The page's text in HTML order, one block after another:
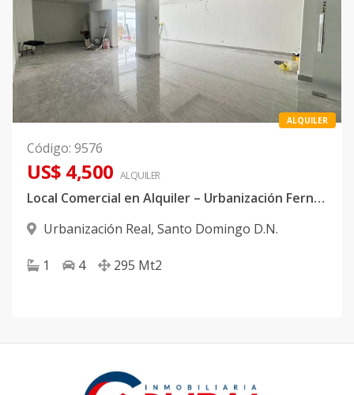
ALQUILER
Código: 9576
US$ 4,500 ALQUILER
Local Comercial en Alquiler – Urbanización Fernández
Urbanización Real, Santo Domingo D.N.
1 4 295 Mt2